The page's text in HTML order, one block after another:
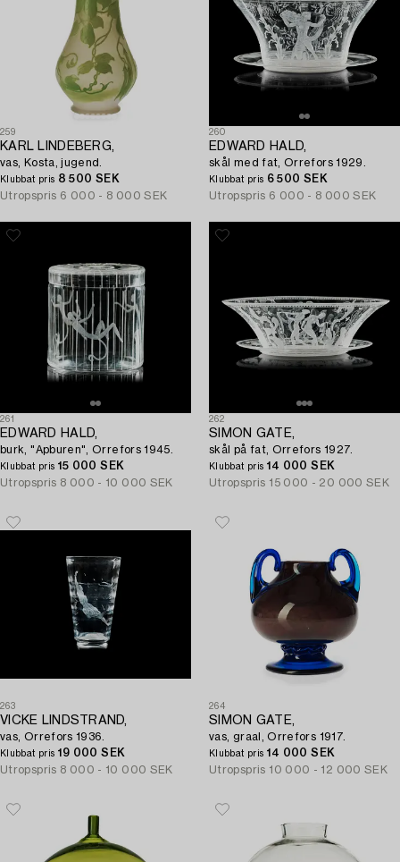
259
KARL LINDEBERG,
vas, Kosta, jugend.
Klubbat pris 8 500 SEK
Utropspris 6 000 - 8 000 SEK
260
EDWARD HALD,
skål med fat, Orrefors 1929.
Klubbat pris 6 500 SEK
Utropspris 6 000 - 8 000 SEK
261
EDWARD HALD,
burk, "Apburen", Orrefors 1945.
Klubbat pris 15 000 SEK
Utropspris 8 000 - 10 000 SEK
262
SIMON GATE,
skål på fat, Orrefors 1927.
Klubbat pris 14 000 SEK
Utropspris 15 000 - 20 000 SEK
263
VICKE LINDSTRAND,
vas, Orrefors 1936.
Klubbat pris 19 000 SEK
Utropspris 8 000 - 10 000 SEK
264
SIMON GATE,
vas, graal, Orrefors 1917.
Klubbat pris 14 000 SEK
Utropspris 10 000 - 12 000 SEK